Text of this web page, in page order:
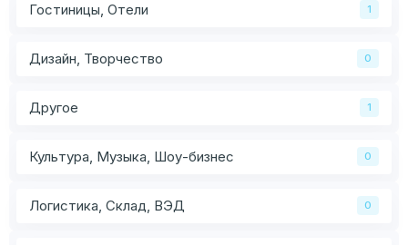
Гостиницы, Отели 1
Дизайн, Творчество 0
Другое 1
Культура, Музыка, Шоу-бизнес 0
Логистика, Склад, ВЭД 0